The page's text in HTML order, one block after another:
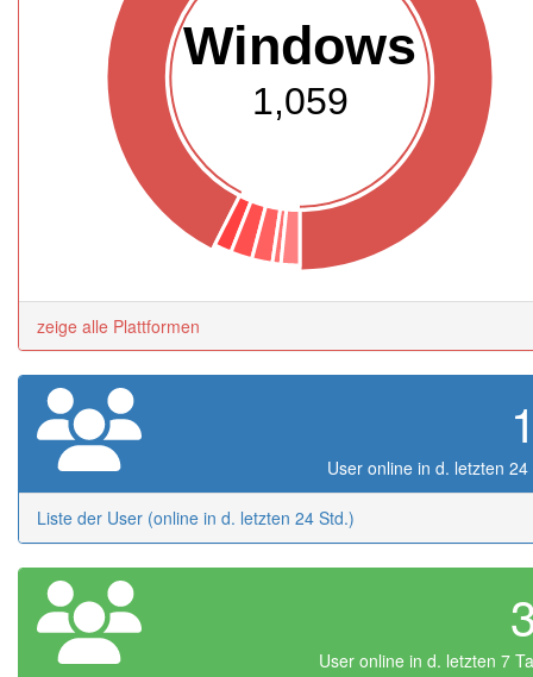
Windows
1,059
zeige alle Plattformen
User online in d. letzten 24
Liste der User (online in d. letzten 24 Std.)
User online in d. letzten 7